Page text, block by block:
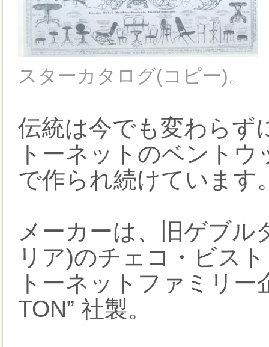
スターカタログ(コピー)。
伝統は今でも変わらず
トーネットのベント
で作られ続けています
メーカーは、旧ゲブル
リア)のチェコ・ビス
トーネットファミリー
TON” 社製。